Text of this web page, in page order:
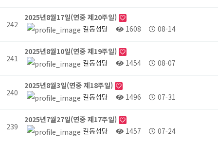
242
2025년8월17일(연중 제20주일)
길동성당
1608 08-14
241
2025년8월10일(연중 제19주일)
길동성당
1454 08-07
240
2025년8월3일(연중 제18주일)
길동성당
1496 07-31
239
2025년7월27일(연중 제17주일)
길동성당
1457 07-24